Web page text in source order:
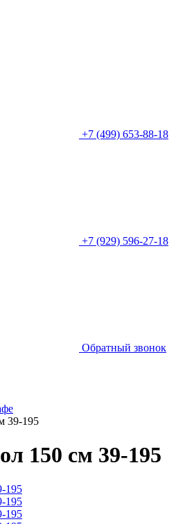
+7 (499) 653-88-18
+7 (929) 596-27-18
Обратный звонок
39-195
150 см 39-195